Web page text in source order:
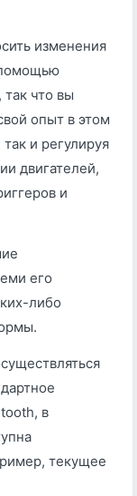
изменения
помощью
что вы
опыт в этом
и регулируя
двигателей,
и
его
либо
в
текущее